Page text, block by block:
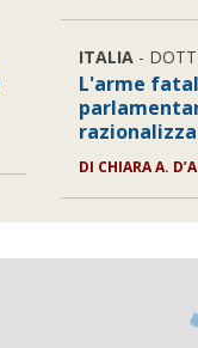
ITALIA -
L'arme
DI CHIARA A.